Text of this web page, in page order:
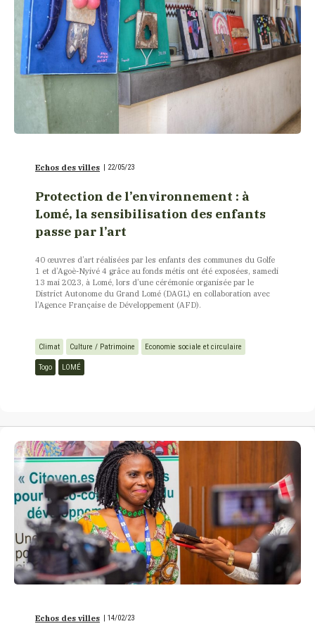
Echos des villes | 22/05/23
Protection de l’environnement : à
Lomé, la sensibilisation des enfants
passe par l’art
40 œuvres d’art réalisées par les enfants des communes du Golfe
1 et d’Agoè-Nyivé 4 grâce au fonds métis ont été exposées, samedi
13 mai 2023, à Lomé, lors d’une cérémonie organisée par le
District Autonome du Grand Lomé (DAGL) en collaboration avec
l’Agence Française de Développement (AFD).
Climat Culture / Patrimoine Economie sociale et circulaire
Togo LOMÉ
Echos des villes 14/02/23